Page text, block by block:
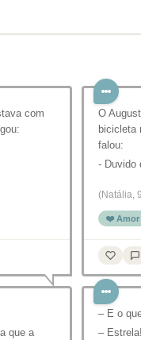
com
O
bicicleta
falou:
- Duvido
(Natália,
❤️ Amor
que a
– E o
– Estrela!